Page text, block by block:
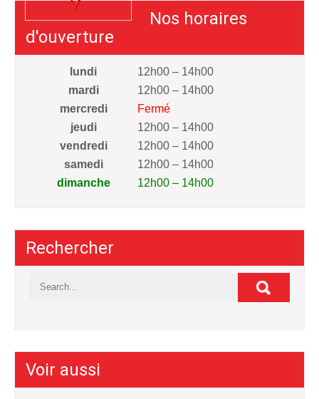
Nos horaires
d'ouverture
lundi
12h00 – 14h00
mardi
12h00 – 14h00
mercredi
Fermé
jeudi
12h00 – 14h00
vendredi
12h00 – 14h00
samedi
12h00 – 14h00
dimanche
12h00 – 14h00
Rechercher
Voir aussi